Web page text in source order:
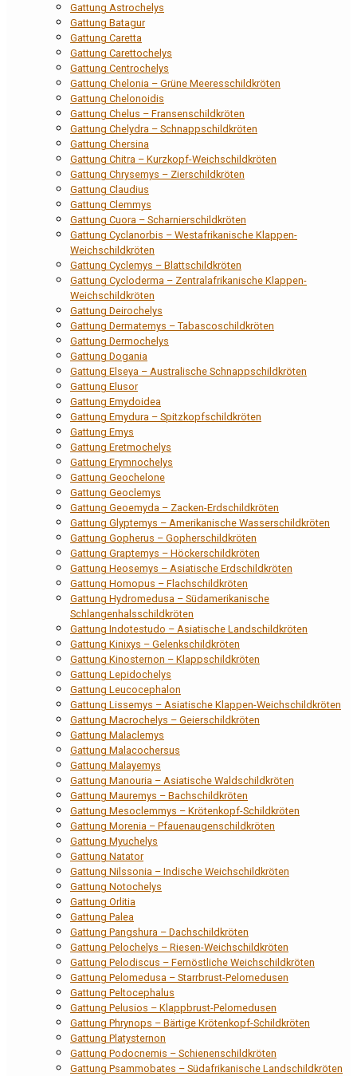
Gattung Astrochelys
Gattung Batagur
Gattung Caretta
Gattung Carettochelys
Gattung Centrochelys
Gattung Chelonia – Grüne Meeresschildkröten
Gattung Chelonoidis
Gattung Chelus – Fransenschildkröten
Gattung Chelydra – Schnappschildkröten
Gattung Chersina
Gattung Chitra – Kurzkopf-Weichschildkröten
Gattung Chrysemys – Zierschildkröten
Gattung Claudius
Gattung Clemmys
Gattung Cuora – Scharnierschildkröten
Gattung Cyclanorbis – Westafrikanische Klappen-
Weichschildkröten
Gattung Cyclemys – Blattschildkröten
Gattung Cycloderma – Zentralafrikanische Klappen-
Weichschildkröten
Gattung Deirochelys
Gattung Dermatemys – Tabascoschildkröten
Gattung Dermochelys
Gattung Dogania
Gattung Elseya – Australische Schnappschildkröten
Gattung Elusor
Gattung Emydoidea
Gattung Emydura – Spitzkopfschildkröten
Gattung Emys
Gattung Eretmochelys
Gattung Erymnochelys
Gattung Geochelone
Gattung Geoclemys
Gattung Geoemyda – Zacken-Erdschildkröten
Gattung Glyptemys – Amerikanische Wasserschildkröten
Gattung Gopherus – Gopherschildkröten
Gattung Graptemys – Höckerschildkröten
Gattung Heosemys – Asiatische Erdschildkröten
Gattung Homopus – Flachschildkröten
Gattung Hydromedusa – Südamerikanische
Schlangenhalsschildkröten
Gattung Indotestudo – Asiatische Landschildkröten
Gattung Kinixys – Gelenkschildkröten
Gattung Kinosternon – Klappschildkröten
Gattung Lepidochelys
Gattung Leucocephalon
Gattung Lissemys – Asiatische Klappen-Weichschildkröten
Gattung Macrochelys – Geierschildkröten
Gattung Malaclemys
Gattung Malacochersus
Gattung Malayemys
Gattung Manouria – Asiatische Waldschildkröten
Gattung Mauremys – Bachschildkröten
Gattung Mesoclemmys – Krötenkopf-Schildkröten
Gattung Morenia – Pfauenaugenschildkröten
Gattung Myuchelys
Gattung Natator
Gattung Nilssonia – Indische Weichschildkröten
Gattung Notochelys
Gattung Orlitia
Gattung Palea
Gattung Pangshura – Dachschildkröten
Gattung Pelochelys – Riesen-Weichschildkröten
Gattung Pelodiscus – Fernöstliche Weichschildkröten
Gattung Pelomedusa – Starrbrust-Pelomedusen
Gattung Peltocephalus
Gattung Pelusios – Klappbrust-Pelomedusen
Gattung Phrynops – Bärtige Krötenkopf-Schildkröten
Gattung Platysternon
Gattung Podocnemis – Schienenschildkröten
Gattung Psammobates – Südafrikanische Landschildkröten